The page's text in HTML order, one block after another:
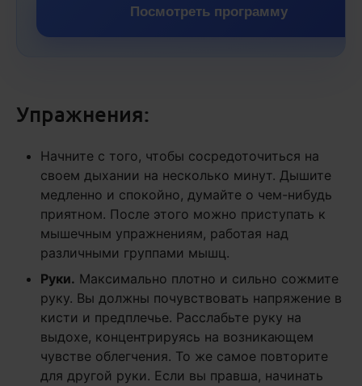
Посмотреть программу
Упражнения:
Начните с того, чтобы сосредоточиться на
своем дыхании на несколько минут. Дышите
медленно и спокойно, думайте о чем-нибудь
приятном. После этого можно приступать к
мышечным упражнениям, работая над
различными группами мышц.
Руки. Максимально плотно и сильно сожмите
руку. Вы должны почувствовать напряжение в
кисти и предплечье. Расслабьте руку на
выдохе, концентрируясь на возникающем
чувстве облегчения. То же самое повторите
для другой руки. Если вы правша, начинать